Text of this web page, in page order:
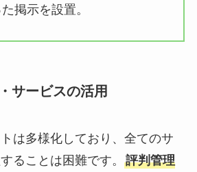
掲示を設置。
サービスの活用
は多様化しており、全てのサ
ることは困難です。 評判管理